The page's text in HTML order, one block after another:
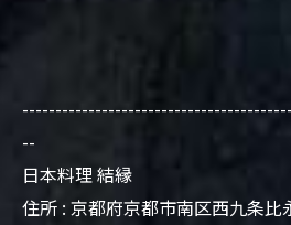
--
日本料理 結縁
住所 : 京都府京都市南区西九条比